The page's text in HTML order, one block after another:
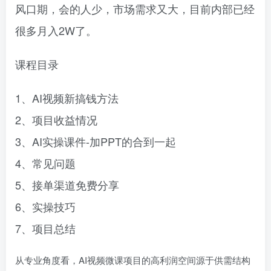
风口期，会的人少，市场需求又大，目前内部已经
很多月入2W了。
课程目录
1、AI视频新搞钱方法
2、项目收益情况
3、AI实操课件-加PPT的合到一起
4、常见问题
5、接单渠道免费分享
6、实操技巧
7、项目总结
从专业角度看，AI视频微课项目的高利润空间源于供需结构